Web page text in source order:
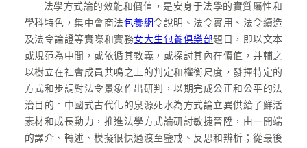
法學方式論的效能和價值，是安身于法學的實質屬性和
學科特色，集中會商法包養網令說明、法令實用、法令續造
及法令論證等實際和實務女大生包養俱樂部題目，即以文本
或規范為中間，或依循其教義，或探討其內在價值，并輔之
以樹立在社會成員共鳴之上的判定和權衡尺度，發揮特定的
方式和步調對法令景象作出研判，以期完成公正和公平的法
治目的。中國式古代化的泉源死水為方式論立異供給了鮮活
素材和成長動力，推進法學方式論研討敏捷晉陞，由一開端
的譯介、轉述、模擬很快過渡至鑒戒、反思和辨析；從最後